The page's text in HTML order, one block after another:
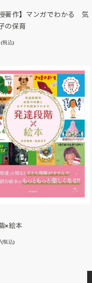
授著作】マンガでわかる 気
の保育
(税込)
×絵本
(税込)